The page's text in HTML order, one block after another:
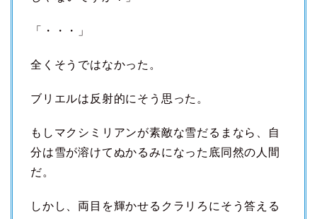
「・・・」
全くそうではなかった。
ブリエルは反射的にそう思った。
もしマクシミリアンが素敵な雪だるまなら、自
分は雪が溶けてぬかるみになった底同然の人間
だ。
しかし、両目を輝かせるクラリろにそう答える